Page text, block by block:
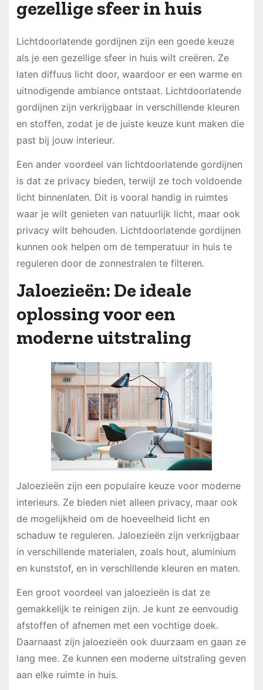
gezellige sfeer in huis
Lichtdoorlatende gordijnen zijn een goede keuze
als je een gezellige sfeer in huis wilt creëren. Ze
laten diffuus licht door, waardoor er een warme en
uitnodigende ambiance ontstaat. Lichtdoorlatende
gordijnen zijn verkrijgbaar in verschillende kleuren
en stoffen, zodat je de juiste keuze kunt maken die
past bij jouw interieur.
Een ander voordeel van lichtdoorlatende gordijnen
is dat ze privacy bieden, terwijl ze toch voldoende
licht binnenlaten. Dit is vooral handig in ruimtes
waar je wilt genieten van natuurlijk licht, maar ook
privacy wilt behouden. Lichtdoorlatende gordijnen
kunnen ook helpen om de temperatuur in huis te
reguleren door de zonnestralen te filteren.
Jaloezieën: De ideale
oplossing voor een
moderne uitstraling
Jaloezieën zijn een populaire keuze voor moderne
interieurs. Ze bieden niet alleen privacy, maar ook
de mogelijkheid om de hoeveelheid licht en
schaduw te reguleren. Jaloezieën zijn verkrijgbaar
in verschillende materialen, zoals hout, aluminium
en kunststof, en in verschillende kleuren en maten.
Een groot voordeel van jaloezieën is dat ze
gemakkelijk te reinigen zijn. Je kunt ze eenvoudig
afstoffen of afnemen met een vochtige doek.
Daarnaast zijn jaloezieën ook duurzaam en gaan ze
lang mee. Ze kunnen een moderne uitstraling geven
aan elke ruimte in huis.